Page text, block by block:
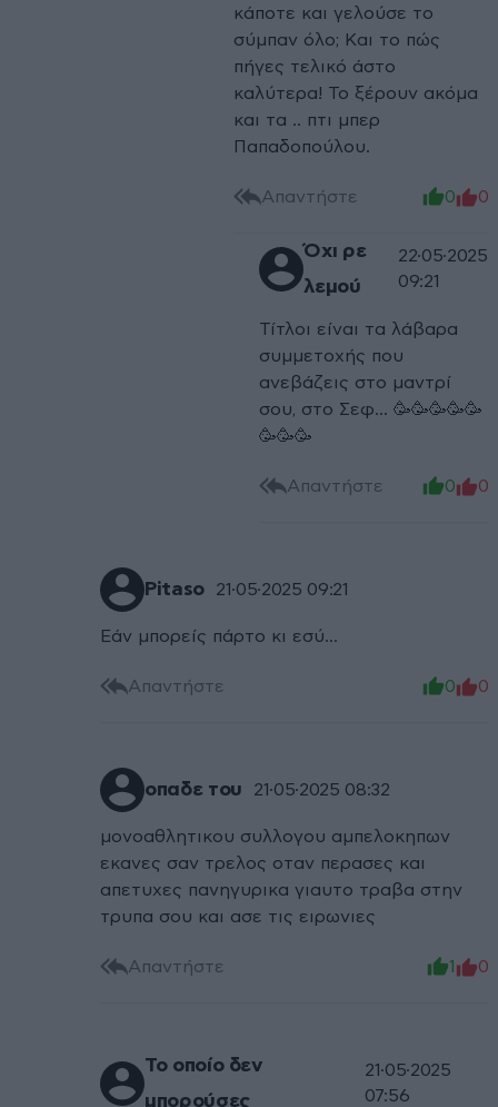
κάποτε και γελούσε το
σύμπαν όλο; Και το πώς
πήγες τελικό άστο
καλύτερα! Το ξέρουν ακόμα
και τα .. πτι μπερ
Παπαδοπούλου.
Απαντήστε 0 0
Όχι ρε
λεμού
22·05·2025
09:21
Τίτλοι είναι τα λάβαρα
συμμετοχής που
ανεβάζεις στο μαντρί
σου, στο Σεφ... 🥳🥳🥳🥳🥳
🥳🥳🥳
Απαντήστε 0 0
Pitaso 21·05·2025 09:21
Εάν μπορείς πάρτο κι εσύ...
Απαντήστε 0 0
οπαδε του 21·05·2025 08:32
μονοαθλητικου συλλογου αμπελοκηπων
εκανες σαν τρελος οταν περασες και
απετυχες πανηγυρικα γιαυτο τραβα στην
τρυπα σου και ασε τις ειρωνιες
Απαντήστε 1 0
Το οποίο δεν
μπορούσες
21·05·2025
07:56